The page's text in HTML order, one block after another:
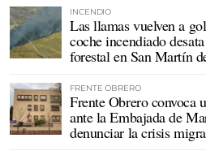
INCENDIO
Las llamas vuelven a
coche incendiado
forestal en San Martín
FRENTE OBRERO
Frente Obrero convoca
ante la Embajada de
denunciar la crisis